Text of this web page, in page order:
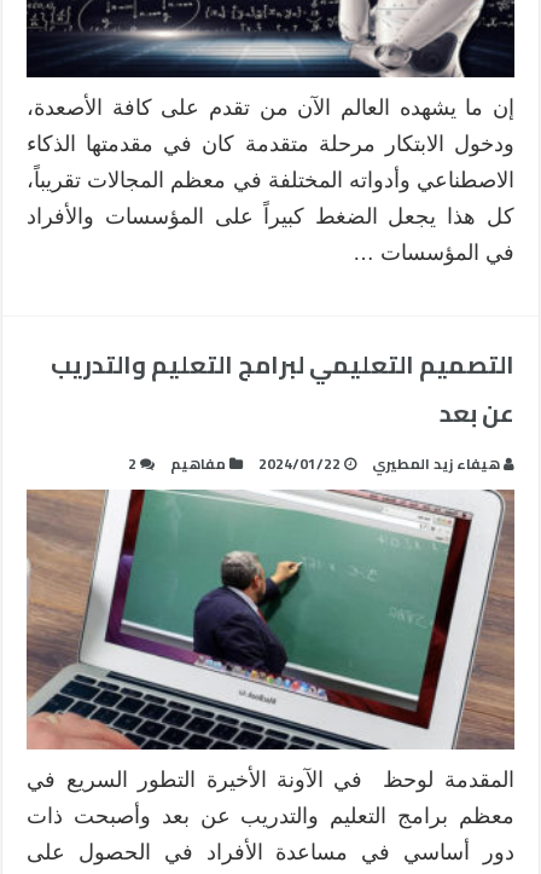
إن ما يشهده العالم الآن من تقدم على كافة الأصعدة،
ودخول الابتكار مرحلة متقدمة كان في مقدمتها الذكاء
الاصطناعي وأدواته المختلفة في معظم المجالات تقريباً،
كل هذا يجعل الضغط كبيراً على المؤسسات والأفراد
في المؤسسات …
التصميم التعليمي لبرامج التعليم والتدريب
عن بعد
هيفاء زيد المطيري 2024/01/22 مفاهيم 2
المقدمة لوحظ في الآونة الأخيرة التطور السريع في
معظم برامج التعليم والتدريب عن بعد وأصبحت ذات
دور أساسي في مساعدة الأفراد في الحصول على